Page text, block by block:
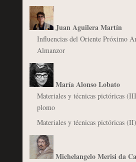
Juan Aguilera Martín
Influencias del Oriente Próximo
Almanzor
María Alonso Lobato
Materiales y técnicas pictóricas
plomo
Materiales y técnicas pictóricas
Michelangelo Merisi da